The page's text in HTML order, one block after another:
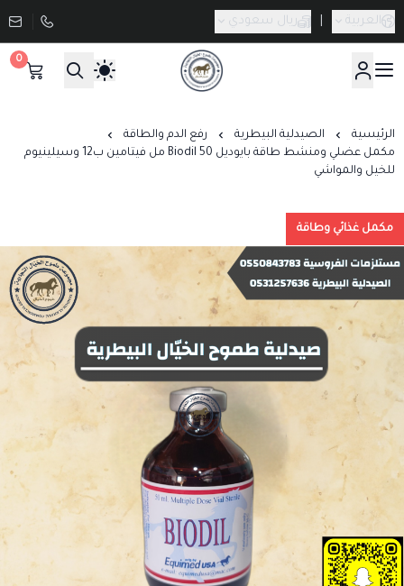
العربية ريال سعودي
صيدلية طموح الخيال البيطرية
0
الرئيسية الصيدلية البيطرية
رفع الدم والطاقة
مكمل عضلي ومنشط طاقة بايوديل Biodil 50 مل فيتامين ب12 وسيلينيوم
للخيل والمواشي
مكمل غذائي وطاقة